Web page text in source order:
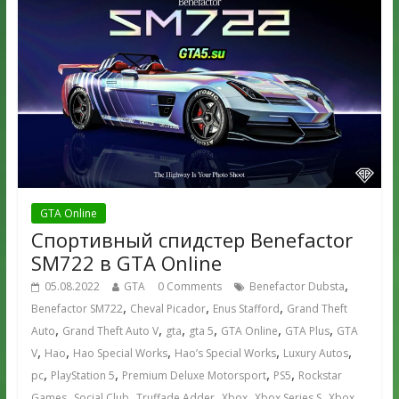
GTA Online
Спортивный спидстер Benefactor
SM722 в GTA Online
05.08.2022 GTA 0 Comments Benefactor Dubsta,
Benefactor SM722, Cheval Picador, Enus Stafford, Grand Theft
Auto, Grand Theft Auto V, gta, gta 5, GTA Online, GTA Plus, GTA
V, Hao, Hao Special Works, Hao’s Special Works, Luxury Autos,
pc, PlayStation 5, Premium Deluxe Motorsport, PS5, Rockstar